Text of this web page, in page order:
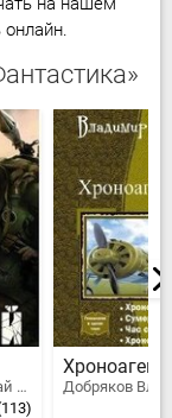
онлайн.
Кудрявцев Николай Федорович